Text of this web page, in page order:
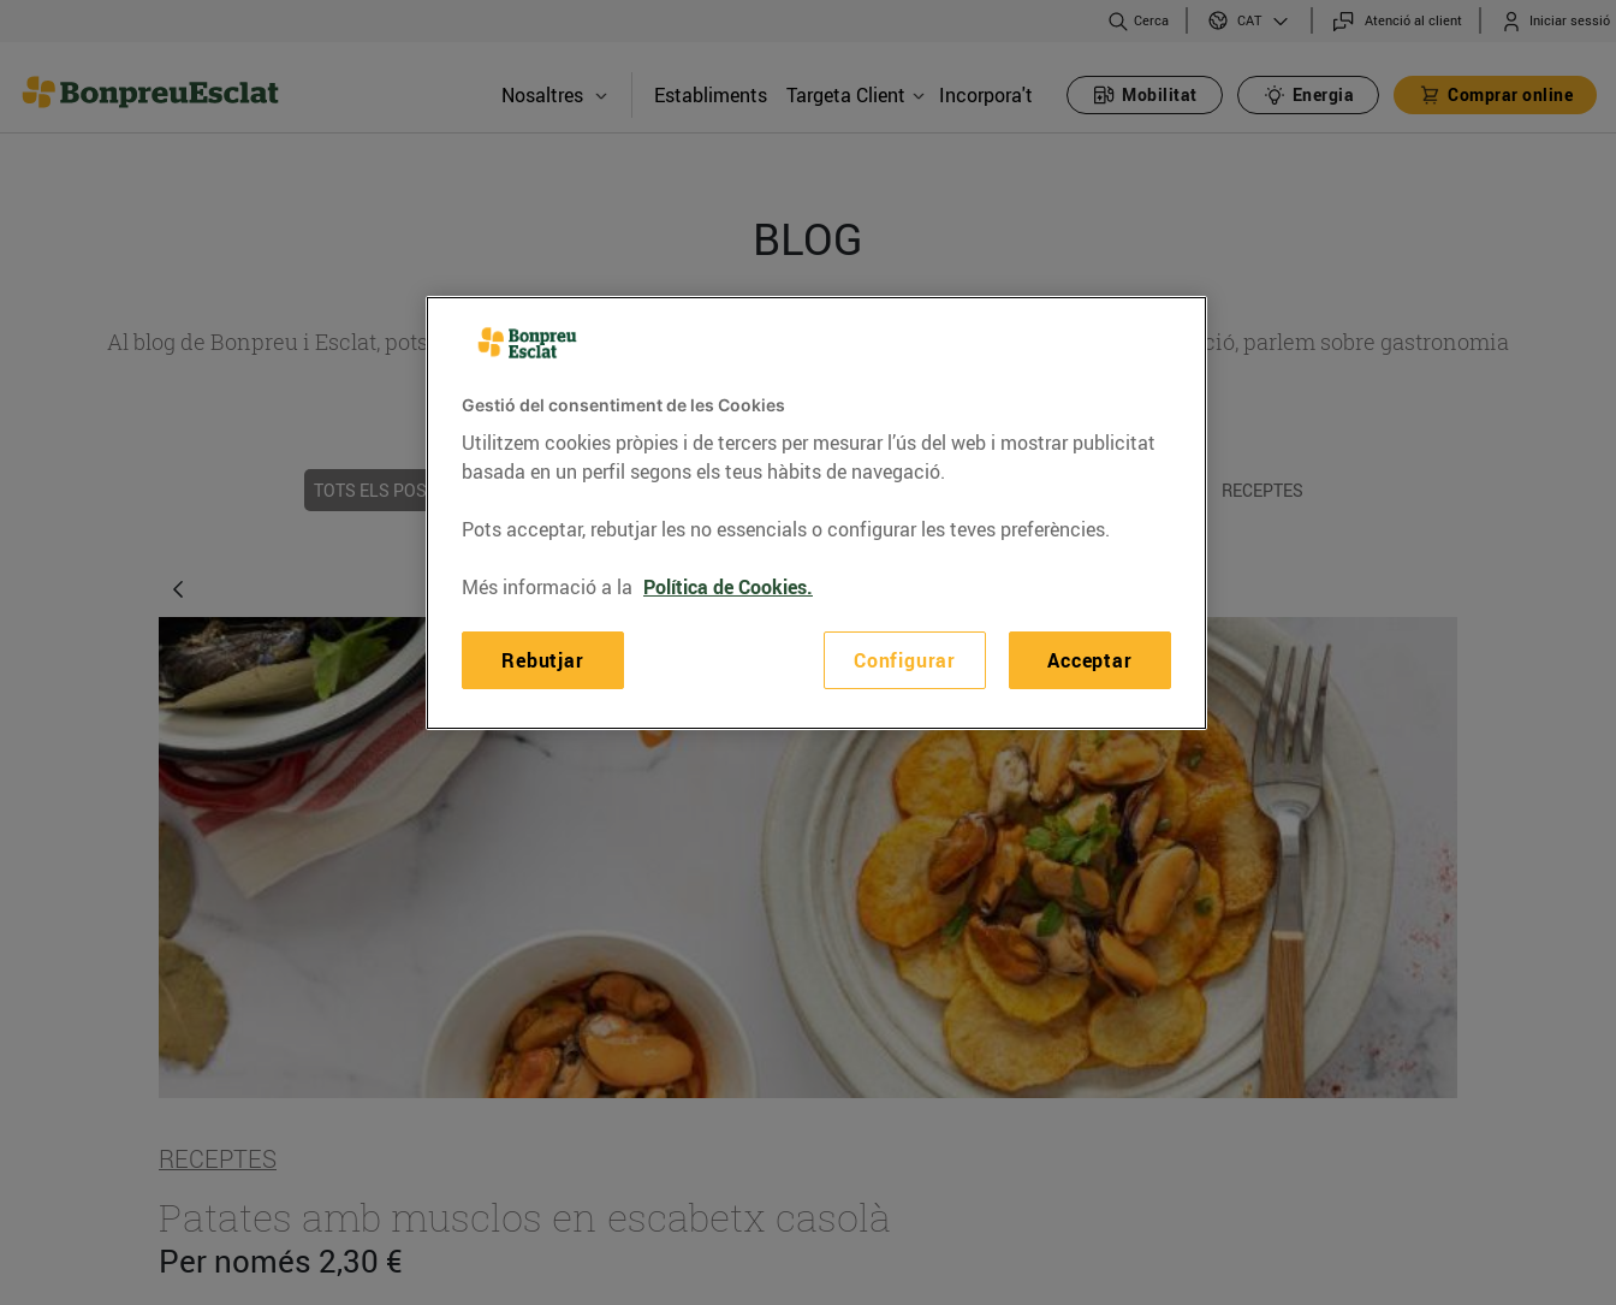
Cerca CAT Atenció al client Iniciar sessió
Nosaltres Establiments Targeta Client Incorpora't Mobilitat Energia Comprar online
BLOG
Al blog de Bonpreu i Esclat, pots trobar receptes, consells nutricionals, informació d’actualitat sobre alimentació, parlem sobre gastronomia
TOTS ELS POSTS CONSELLS I HÀBITS SALUDABLES ENERGIA RECEPTES
RECEPTES
Patates amb musclos en escabetx casolà
Per només 2,30 €
Gestió del consentiment de les Cookies
Utilitzem cookies pròpies i de tercers per mesurar l’ús del web i mostrar publicitat
basada en un perfil segons els teus hàbits de navegació.
Pots acceptar, rebutjar les no essencials o configurar les teves preferències.
Més informació a la Política de Cookies.
Configurar
Rebutjar Acceptar